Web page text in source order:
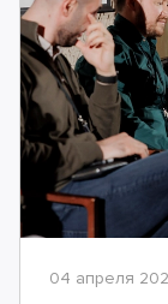
04 апреля